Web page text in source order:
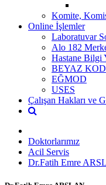
Komite,
Online İşlemler
Laboratuvar
Alo 182
Hastane Bilgi
BEYAZ KOD
EĞMOD
USES
Çalışan Hakları ve
Doktorlarımız
Acil Servis
Dr.Fatih Emre